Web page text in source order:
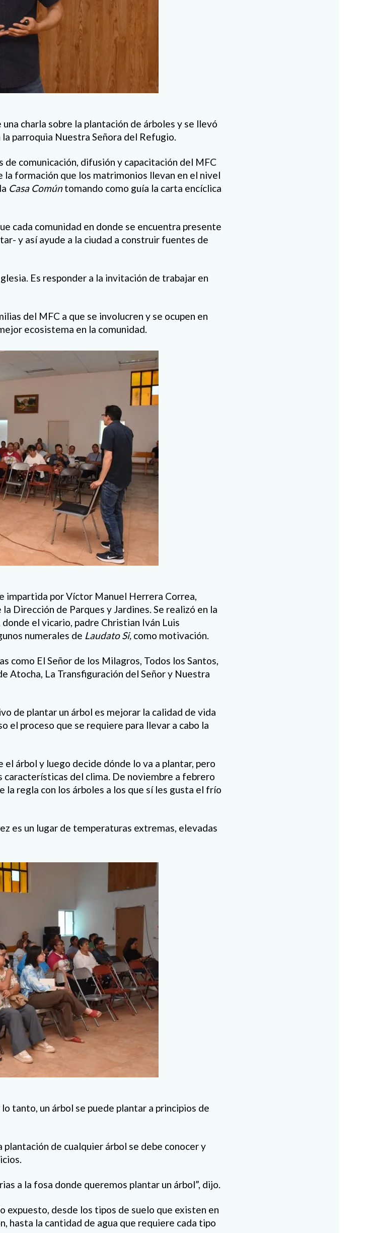
charla sobre la plantación de árboles y se llevó
parroquia Nuestra Señora del Refugio.
de comunicación, difusión y capacitación del MFC
formación que los matrimonios llevan en el nivel
Casa Comúntomando como guía la carta encíclica
cada comunidad en donde se encuentra presente
y así ayude a la ciudad a construir fuentes de
Es responder a la invitación de trabajar en
del MFC a que se involucren y se ocupen en
ecosistema en la comunidad.
impartida por Víctor Manuel Herrera Correa,
Dirección de Parques y Jardines. Se realizó en la
el vicario, padre Christian Iván Luis
numerales de Laudato Si, como motivación.
como El Señor de los Milagros, Todos los Santos,
Atocha, La Transfiguración del Señor y Nuestra
de plantar un árbol es mejorar la calidad de vida
el proceso que se requiere para llevar a cabo la
árbol y luego decide dónde lo va a plantar, pero
características del clima. De noviembre a febrero
la regla con los árboles a los que sí les gusta el frío
es un lugar de temperaturas extremas, elevadas
tanto, un árbol se puede plantar a principios de
de cualquier árbol se debe conocer y
a la fosa donde queremos plantar un árbol”, dijo.
desde los tipos de suelo que existen en
hasta la cantidad de agua que requiere cada tipo